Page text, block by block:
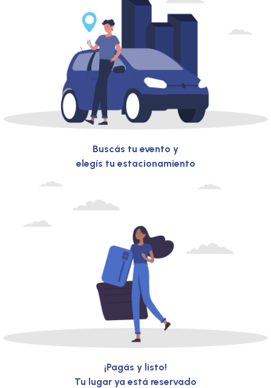
Buscás tu evento y
elegís tu estacionamiento
¡Pagás y listo!
Tu lugar ya está reservado